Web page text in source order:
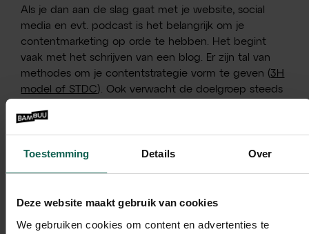
Toestemming Details Over
Deze website maakt gebruik van cookies
We gebruiken cookies om content en advertenties te
Als je dan aan de slag gaat met je website, social
media en evt. podcast is het belangrijk om je
contentmarketing op orde te hebben. Het begint
vaak met het schrijven van een blog. Er zijn tal van
methodes om je contentstrategie vorm te geven (3H
model of STDC ). Ook verwacht de doelgroep steeds
beeld en/of geluid aanbiedt. Dit draagt allemaal bij
aan vaker onder de aandacht te zijn bij je
(toekomstige) klant.
Creëer herkenbaarheid met passende kleurstellingen,
beeld en lettertype. Wanneer je kijkt naar huisstijl of